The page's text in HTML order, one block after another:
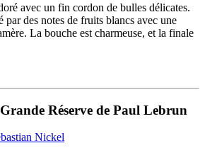
avec un fin cordon de bulles délicates.
par des notes de fruits blancs avec une
La bouche est charmeuse, et la finale
Réserve de Paul Lebrun
Nickel